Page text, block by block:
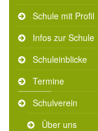
Schule mit Profil
Infos zur Schule
Schuleinblicke
Termine
Schulverein
Über uns